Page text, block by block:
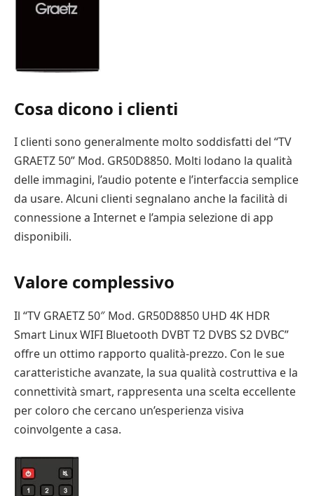
Cosa dicono i clienti
I clienti sono generalmente molto soddisfatti del “TV
GRAETZ 50” Mod. GR50D8850. Molti lodano la qualità
delle immagini, l’audio potente e l’interfaccia semplice
da usare. Alcuni clienti segnalano anche la facilità di
connessione a Internet e l’ampia selezione di app
disponibili.
Valore complessivo
Il “TV GRAETZ 50″ Mod. GR50D8850 UHD 4K HDR
Smart Linux WIFI Bluetooth DVBT T2 DVBS S2 DVBC”
offre un ottimo rapporto qualità-prezzo. Con le sue
caratteristiche avanzate, la sua qualità costruttiva e la
connettività smart, rappresenta una scelta eccellente
per coloro che cercano un’esperienza visiva
coinvolgente a casa.